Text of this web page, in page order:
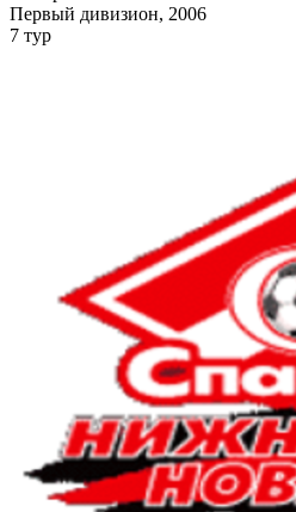
Первый дивизион, 2006
7 тур